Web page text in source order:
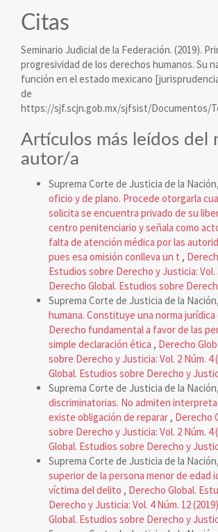
Citas
Seminario Judicial de la Federación. (2019).
progresividad de los derechos humanos. Su
función en el estado mexicano
de
https://sjf.scjn.gob.mx/sjfsist/Documentos/
Artículos más leídos del
autor/a
Suprema Corte de Justicia de la Nación,
oficio y de plano. Procede otorgarla
solicita se encuentra privado de su
centro penitenciario y señala como
falta de atención médica por las
pues esa omisión conlleva un t ,
Estudios sobre Derecho y Justicia: Vol.
Derecho Global. Estudios sobre
Suprema Corte de Justicia de la Nación,
humana. Constituye una norma
Derecho fundamental a favor de las
simple declaración ética , Derecho
sobre Derecho y Justicia: Vol. 2 Núm. 4
Global. Estudios sobre Derecho y
Suprema Corte de Justicia de la Nación,
discriminatorias. No admiten
existe obligación de reparar , Derecho
sobre Derecho y Justicia: Vol. 2 Núm. 4
Global. Estudios sobre Derecho y
Suprema Corte de Justicia de la Nación,
superior de la persona menor de edad
víctima del delito , Derecho Global.
Derecho y Justicia: Vol. 4 Núm. 12
Global. Estudios sobre Derecho y